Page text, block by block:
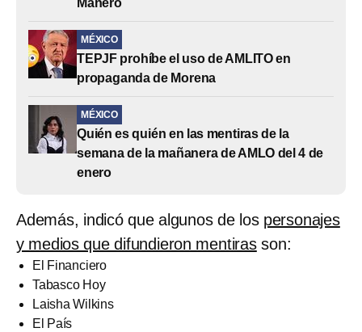
Manero
MÉXICO
TEPJF prohíbe el uso de AMLITO en
propaganda de Morena
MÉXICO
Quién es quién en las mentiras de la
semana de la mañanera de AMLO del 4 de
enero
Además, indicó que algunos de los personajes
y medios que difundieron mentirasson:
El Financiero
Tabasco Hoy
Laisha Wilkins
El País